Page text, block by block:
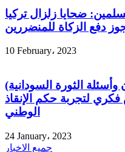
ضحايا زلزال تركيا
دفع الزكاة للمنضررين
10 February، 2023
الثورة السودانية)
لتجربة حكم الإنقاذ
الوطني
24 January، 2023
جميع الاخبار